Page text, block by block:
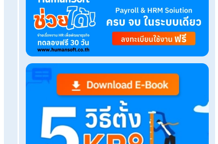
Checklist! รายงานสรุป HR ที่ต้องทำช่วงสิ้นปีมีอะไ
Q&A ต่อสัญญาจ้างรายปี HR ต้องแจ้งล่วงหน้าไหม?